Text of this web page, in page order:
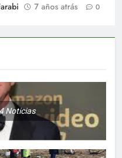
7 años atrás 0
Noticias